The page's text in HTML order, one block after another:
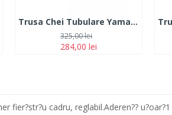
Trusa Chei Tubulare Yamamoto, 108 piese
284,00 lei
325,00 lei
fier?str?u cadru, reglabil.Aderen??